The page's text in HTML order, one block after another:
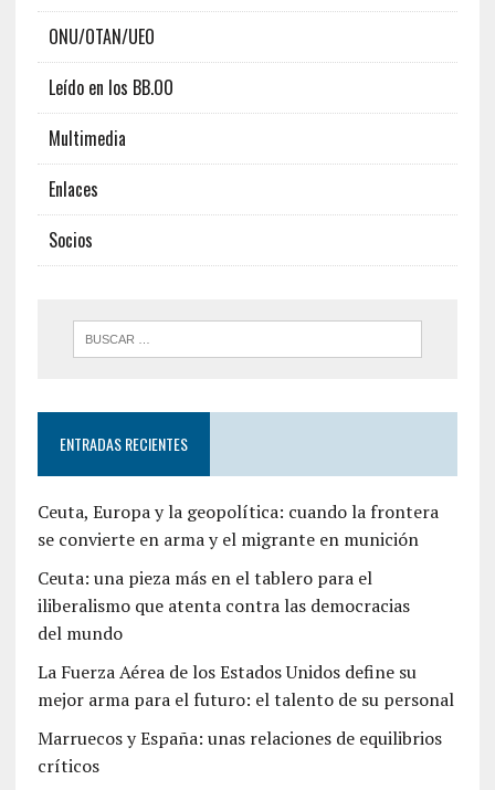
ONU/OTAN/UEO
Leído en los BB.OO
Multimedia
Enlaces
Socios
ENTRADAS RECIENTES
Ceuta, Europa y la geopolítica: cuando la frontera
se convierte en arma y el migrante en munición
Ceuta: una pieza más en el tablero para el
iliberalismo que atenta contra las democracias
del mundo
La Fuerza Aérea de los Estados Unidos define su
mejor arma para el futuro: el talento de su personal
Marruecos y España: unas relaciones de equilibrios
críticos